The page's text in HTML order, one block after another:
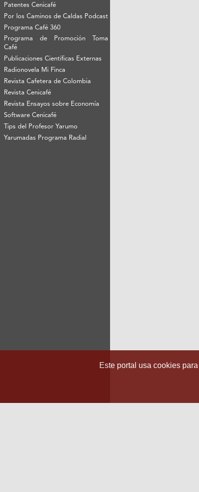
Patentes Cenicafé
Por los Caminos de Caldas Podcast
Programa Café 360
Programa de Promoción Toma
Café
Publicaciones Científicas Externas
Radionovela Mi Finca
Revista Cafetera de Colombia
Revista Cenicafé
Revista Ensayos sobre Economía
Software Cenicafé
Tips del Profesor Yarumo
Yarumadas Programa Radial
Este portal usa cookies